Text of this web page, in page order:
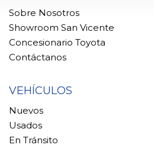
Sobre Nosotros
Showroom San Vicente
Concesionario Toyota
Contáctanos
VEHÍCULOS
Nuevos
Usados
En Tránsito